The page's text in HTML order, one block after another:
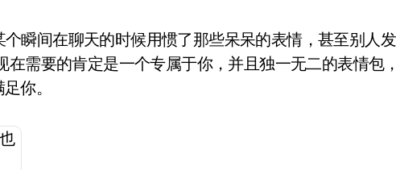
瞬间在聊天的时候用惯了那些呆呆的表情，甚至别人
在需要的肯定是一个专属于你，并且独一无二的表情包
你。